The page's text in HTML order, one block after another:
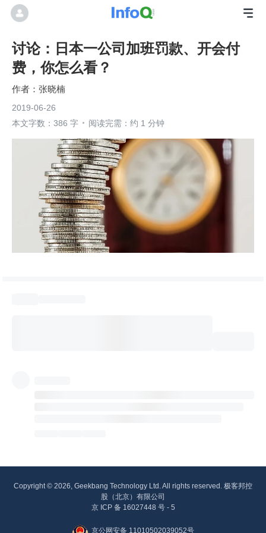
讨论：日本一公司加班罚款、开会付
费，你怎么看？
张晓楠
2019-06-26
本文字数：386 字
阅读完需：约 1 分钟
Copyright © 2026, Geekbang Technology Ltd. All rights reserved. 极客邦控
股（北京）有限公司
京 ICP 备 16027448 号 - 5
京公网安备 11010502039052号